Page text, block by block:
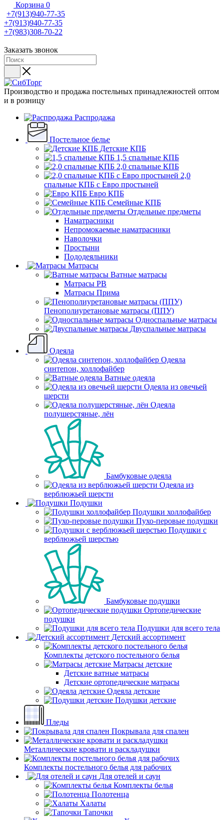
Корзина 0
+7(913)940-77-35
+7(913)940-77-35
+7(983)308-70-22
Заказать звонок
Производство и продажа постельных принадлежностей оптом
и в розницу
Распродажа
Постельное белье
Детские КПБ
1,5 спальные КПБ
2,0 спальные КПБ
2,0
спальные КПБ с Евро простыней
Евро КПБ
Семейные КПБ
Отдельные предметы
Наматрасники
Непромокаемые наматрасники
Наволочки
Простыни
Пододеяльники
Матрасы
Ватные матрасы
Матрасы РВ
Матрасы Прима
Пенополиуретановые матрасы (ППУ)
Односпальные матрасы
Двуспальные матрасы
Одеяла
Одеяла
синтепон, холлофайбер
Ватные одеяла
Одеяла из овечьей
шерсти
Одеяла
полушерстяные, лён
Бамбуковые одеяла
Одеяла из
верблюжьей шерсти
Подушки
Подушки холлофайбер
Пухо-перовые подушки
Подушки с
верблюжьей шерстью
Бамбуковые подушки
Ортопедические
подушки
Подушки для всего тела
Детский ассортимент
Комплекты детского постельного белья
Матрасы детские
Детские ватные матрасы
Детские ортопедические матрасы
Одеяла детские
Подушки детские
Пледы
Покрывала для спален
Металлические кровати и раскладушки
Комплекты постельного белья для рабочих
Для отелей и саун
Комплекты белья
Полотенца
Халаты
Тапочки